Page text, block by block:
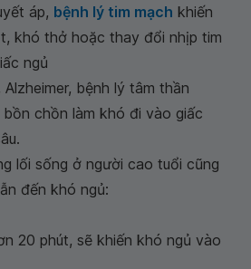
áp, bệnh lý tim mạch khiến
khó thở hoặc thay đổi nhịp tim
ngủ
Alzheimer, bệnh lý tâm thần
chồn làm khó đi vào giấc
lối sống ở người cao tuổi cũng
đến khó ngủ:
20 phút, sẽ khiến khó ngủ vào